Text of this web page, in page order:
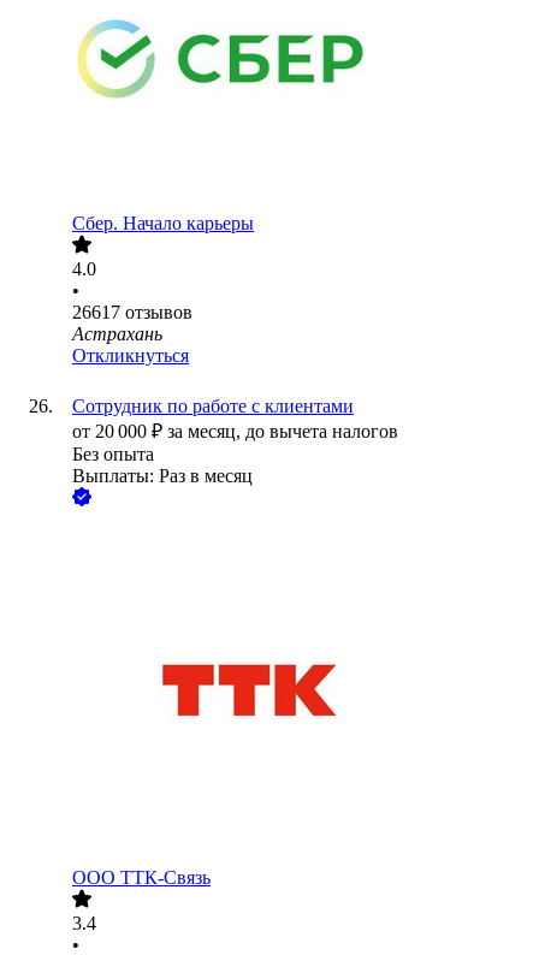
Сбер. Начало карьеры
4.0
•
26617 отзывов
Астрахань
Откликнуться
Сотрудник по работе с клиентами
от 20 000 ₽ за месяц, до вычета налогов
Без опыта
Выплаты: Раз в месяц
ООО ТТК-Связь
3.4
•